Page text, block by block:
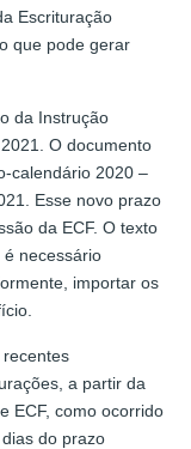
Escrituração
que pode gerar
da Instrução
O documento
calendário 2020 –
Esse novo prazo
da ECF. O texto
é necessário
importar os
a partir da
ECF, como ocorrido
do prazo